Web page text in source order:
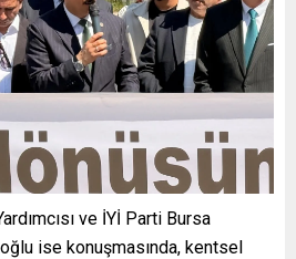
ve İYİ Parti Bursa
ise konuşmasında, kentsel